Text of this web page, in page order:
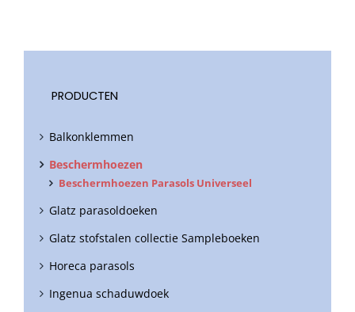
PRODUCTEN
Balkonklemmen
Beschermhoezen
Beschermhoezen Parasols Universeel
Glatz parasoldoeken
Glatz stofstalen collectie Sampleboeken
Horeca parasols
Ingenua schaduwdoek